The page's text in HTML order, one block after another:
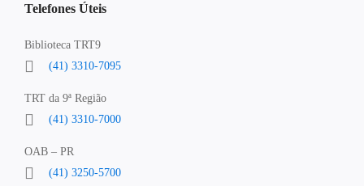
Telefones Úteis
Biblioteca TRT9
(41) 3310-7095
TRT da 9ª Região
(41) 3310-7000
OAB – PR
(41) 3250-5700